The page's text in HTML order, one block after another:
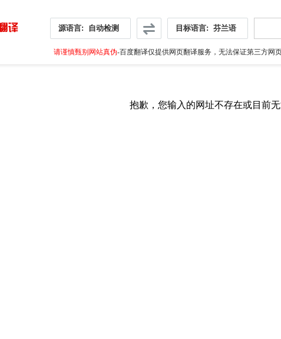
源语言: 自动检测 目标语言: 芬兰语
请谨慎甄别网站真伪-百度翻译仅提供网页翻译服务，无法保证第三方网